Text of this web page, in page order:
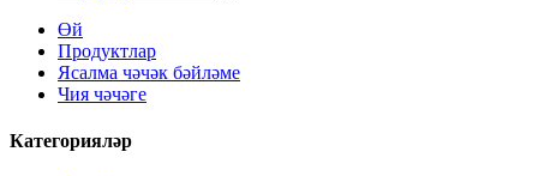
Өй
Продуктлар
Ясалма чәчәк бәйләме
Чия чәчәге
Категорияләр